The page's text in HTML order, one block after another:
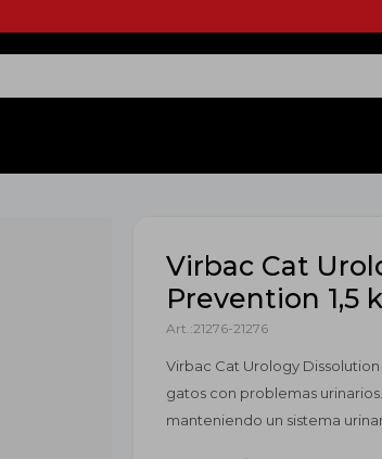
Virbac Cat
Prevention 1,5
21276-21276
Virbac Cat Urology
gatos con problemas
manteniendo un sistema